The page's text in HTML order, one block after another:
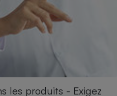
les produits - Exigez